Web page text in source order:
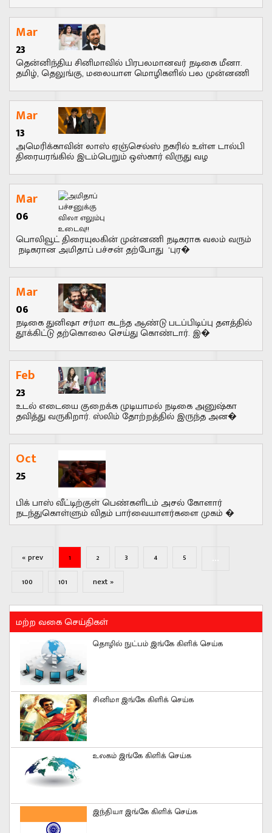
Mar
23
தென்னிந்திய சினிமாவில் பிரபலமானவர் நடிகை மீனா.
தமிழ், தெலுங்கு, மலையாள மொழிகளில் பல முன்னணி
Mar
13
அமெரிக்காவின் லாஸ் ஏஞ்செல்ஸ் நகரில் உள்ள டால்பி
திரையரங்கில் இடம்பெறும் ஒஸ்கார் விருது வழ
Mar
06
பொலிவூட் திரையுலகின் முன்னணி நடிகராக வலம் வரும்
நடிகரான அமிதாப் பச்சன் தற்போது ‘புர�
Mar
06
நடிகை துனிஷா சர்மா கடந்த ஆண்டு படப்பிடிப்பு தளத்தில்
தூக்கிட்டு தற்கொலை செய்து கொண்டார். இ�
Feb
23
உடல் எடையை குறைக்க முடியாமல் நடிகை அனுஷ்கா
தவித்து வருகிறார். ஸ்லிம் தோற்றத்தில் இருந்த அன�
Oct
25
பிக் பாஸ் வீட்டிற்குள் பெண்களிடம் அசல் கோளார்
நடந்துகொள்ளும் விதம் பார்வையாளர்களை முகம் �
« prev 1 2 3 4 5
100 101 next »
மற்ற வகை செய்திகள்
தொழில் நுட்பம் இங்கே கிளிக் செய்க
சினிமா இங்கே கிளிக் செய்க
உலகம் இங்கே கிளிக் செய்க
இந்தியா இங்கே கிளிக் செய்க